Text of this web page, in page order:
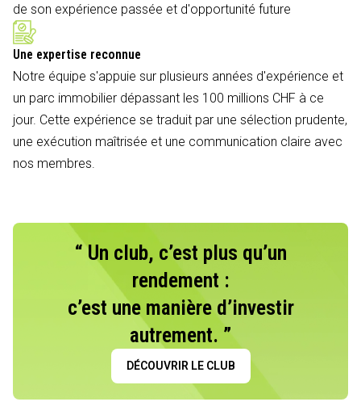
de son expérience passée et d'opportunité future
Une expertise reconnue
Notre équipe s'appuie sur plusieurs années d'expérience et
un parc immobilier dépassant les 100 millions CHF à ce
jour. Cette expérience se traduit par une sélection prudente,
une exécution maîtrisée et une communication claire avec
nos membres.
“ Un club, c’est plus qu’un
rendement :
c’est une manière d’investir
autrement. ”
DÉCOUVRIR LE CLUB